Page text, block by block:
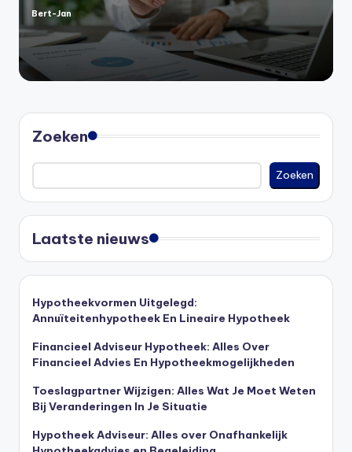
Geplaatst
door
Bert-Jan
Zoeken
Zoeken
Laatste nieuws
Hypotheekvormen Uitgelegd:
Annuïteitenhypotheek En Lineaire Hypotheek
Financieel Adviseur Hypotheek: Alles Over
Financieel Advies En Hypotheekmogelijkheden
Toeslagpartner Wijzigen: Alles Wat Je Moet Weten
Bij Veranderingen In Je Situatie
Hypotheek Adviseur: Alles over Onafhankelijk